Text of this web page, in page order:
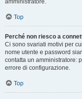
amministratore.
Top
Perché non riesco a
Ci sono svariati motivi per
nome utente e password
contatta un amministratore:
errore di configurazione.
Top